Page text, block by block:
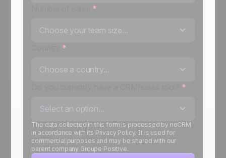
*
Choose your team size...
*
Choose a country...
*
Select an option...
The data collected in this form is processed by noCRM
in accordance with its Privacy Policy. It is used for
commercial purposes and may be shared with our
parent company Groupe Positive.